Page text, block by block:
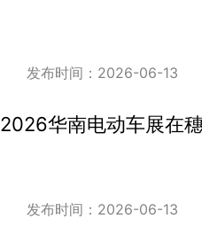
发布时间：2026-06-13
2026华南电动车展在
发布时间：2026-06-13